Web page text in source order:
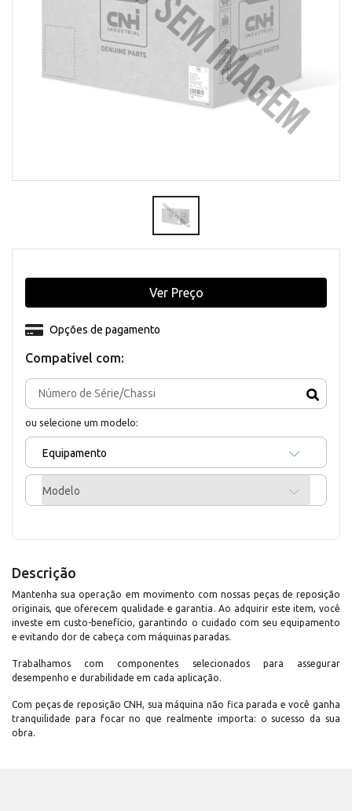
Compativel com:
ou selecione um modelo:
Equipamento
Modelo
Opções de pagamento
Ver Preço
Descrição
Mantenha sua operação em movimento com nossas peças de reposição
originais, que oferecem qualidade e garantia. Ao adquirir este item, você
investe em custo-benefício, garantindo o cuidado com seu equipamento
e evitando dor de cabeça com máquinas paradas.
Trabalhamos com componentes selecionados para assegurar
desempenho e durabilidade em cada aplicação.
Com peças de reposição CNH, sua máquina não fica parada e você ganha
tranquilidade para focar no que realmente importa: o sucesso da sua
obra.